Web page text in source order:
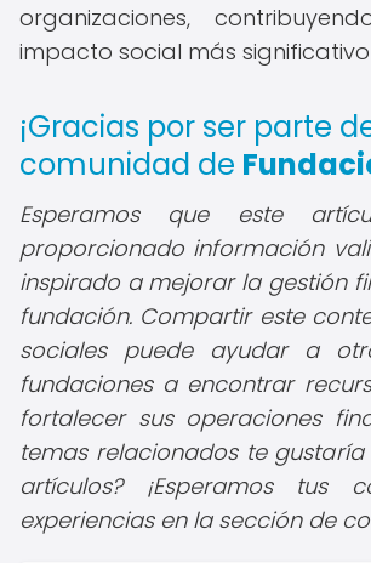
organizaciones,
impacto social más significativo
¡Gracias por ser parte
comunidad de
Esperamos que este
proporcionado información
inspirado a mejorar la gestión
fundación. Compartir este
sociales puede ayudar a
fundaciones a encontrar
fortalecer sus operaciones
temas relacionados te
artículos? ¡Esperamos tus
experiencias en la sección de